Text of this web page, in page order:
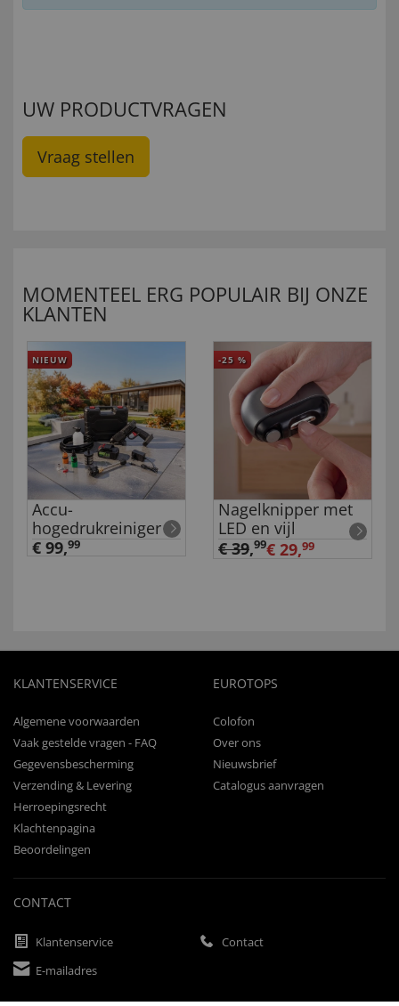
UW PRODUCTVRAGEN
Vraag stellen
MOMENTEEL ERG POPULAIR BIJ ONZE
KLANTEN
NIEUW
Accu-
hogedrukreiniger
€ 99,99
-25 %
Nagelknipper met
LED en vijl
€ 39,99€ 29,99
KLANTENSERVICE
Algemene voorwaarden
Vaak gestelde vragen - FAQ
Gegevensbescherming
Verzending & Levering
Herroepingsrecht
Klachtenpagina
Beoordelingen
EUROTOPS
Colofon
Over ons
Nieuwsbrief
Catalogus aanvragen
CONTACT
Klantenservice
Contact
E-mailadres